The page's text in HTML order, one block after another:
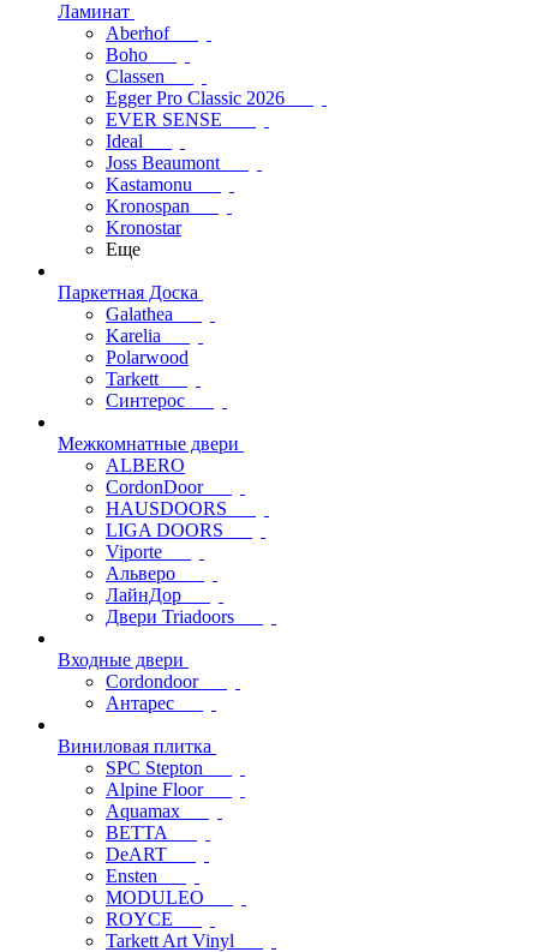
Ламинат
Aberhof
Boho
Classen
Egger Pro Classic 2026
EVER SENSE
Ideal
Joss Beaumont
Kastamonu
Kronospan
Kronostar
Еще
Паркетная Доска
Galathea
Karelia
Polarwood
Tarkett
Синтерос
Межкомнатные двери
ALBERO
CordonDoor
HAUSDOORS
LIGA DOORS
Viporte
Альверо
ЛайнДор
Двери Triadoors
Входные двери
Cordondoor
Антарес
Виниловая плитка
SPC Stepton
Alpine Floor
Aquamax
BETTA
DeART
Ensten
MODULEO
ROYCE
Tarkett Art Vinyl